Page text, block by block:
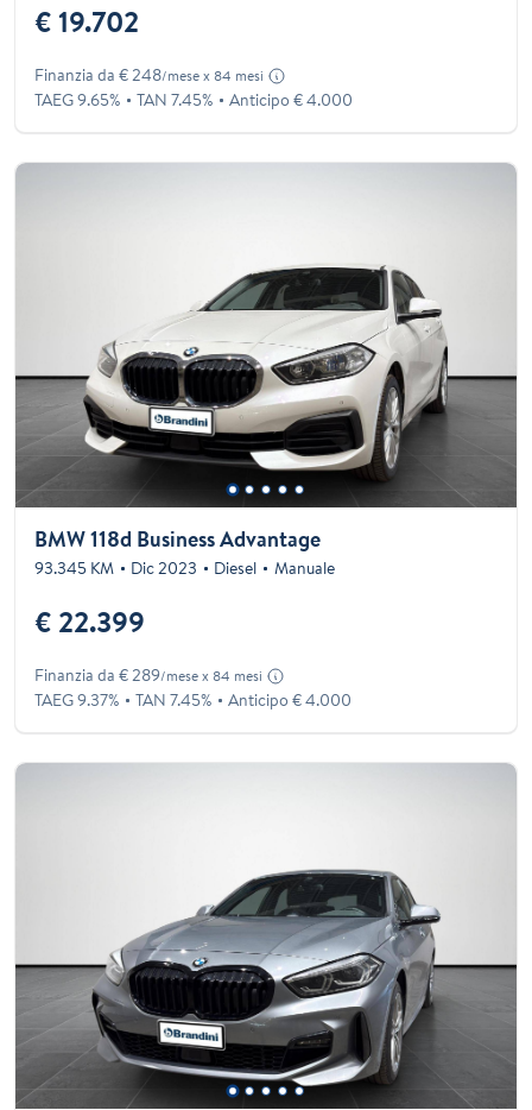
€ 19.702
Finanzia da € 248/mese x 84 mesi
TAEG 9.65% TAN 7.45% Anticipo € 4.000
BMW 118d Business Advantage
93.345 KM Dic 2023 Diesel Manuale
€ 22.399
Finanzia da € 289/mese x 84 mesi
TAEG 9.37% TAN 7.45% Anticipo € 4.000